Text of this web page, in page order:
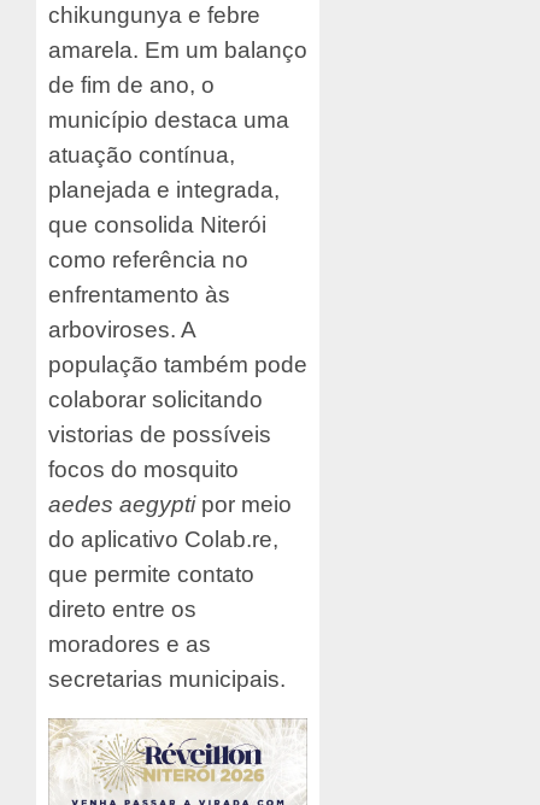
chikungunya e febre
amarela. Em um balanço
de fim de ano, o
município destaca uma
atuação contínua,
planejada e integrada,
que consolida Niterói
como referência no
enfrentamento às
arboviroses. A
população também pode
colaborar solicitando
vistorias de possíveis
focos do mosquito
aedes aegyptipor meio
do aplicativo Colab.re,
que permite contato
direto entre os
moradores e as
secretarias municipais.